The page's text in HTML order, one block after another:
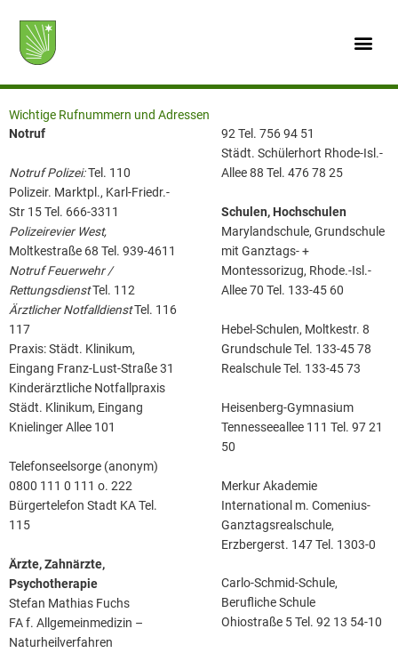
Inhalt
springen
Wichtige Rufnummern und Adressen
Notruf
Notruf Polizei:Tel. 110
Polizeir. Marktpl., Karl-Friedr.-
Str 15 Tel. 666-3311
Polizeirevier West,
Moltkestraße 68 Tel. 939-4611
Notruf Feuerwehr /
RettungsdienstTel. 112
Ärztlicher NotfalldienstTel. 116
117
Praxis: Städt. Klinikum,
Eingang Franz-Lust-Straße 31
Kinderärztliche Notfallpraxis
Städt. Klinikum, Eingang
Knielinger Allee 101
Telefonseelsorge (anonym)
0800 111 0 111 o. 222
Bürgertelefon Stadt KA Tel.
115
Ärzte, Zahnärzte,
Psychotherapie
Stefan Mathias Fuchs
FA f. Allgemeinmedizin –
Naturheilverfahren
92 Tel. 756 94 51
Städt. Schülerhort Rhode-Isl.-
Allee 88 Tel. 476 78 25
Schulen, Hochschulen
Marylandschule, Grundschule
mit Ganztags- +
Montessorizug, Rhode.-Isl.-
Allee 70 Tel. 133-45 60
Hebel-Schulen, Moltkestr. 8
Grundschule Tel. 133-45 78
Realschule Tel. 133-45 73
Heisenberg-Gymnasium
Tennesseeallee 111 Tel. 97 21
50
Merkur Akademie
International m. Comenius-
Ganztagsrealschule,
Erzbergerst. 147 Tel. 1303-0
Carlo-Schmid-Schule,
Berufliche Schule
Ohiostraße 5 Tel. 92 13 54-10